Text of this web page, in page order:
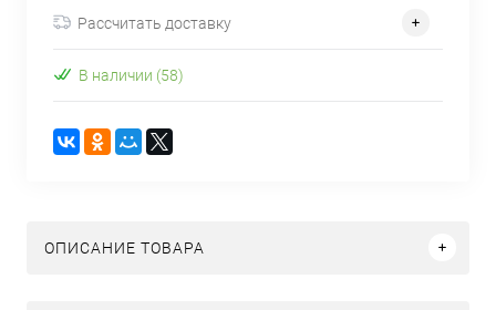
Рассчитать доставку
В наличии (58)
ОПИСАНИЕ ТОВАРА